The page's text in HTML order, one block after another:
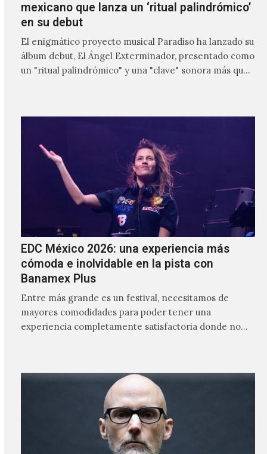
mexicano que lanza un ‘ritual palindrómico’
en su debut
El enigmático proyecto musical Paradiso ha lanzado su
álbum debut, El Ángel Exterminador, presentado como
un "ritual palindrómico" y una "clave" sonora más que
EDC México 2026: una experiencia más
cómoda e inolvidable en la pista con
Banamex Plus
Entre más grande es un festival, necesitamos de
mayores comodidades para poder tener una
experiencia completamente satisfactoria donde no